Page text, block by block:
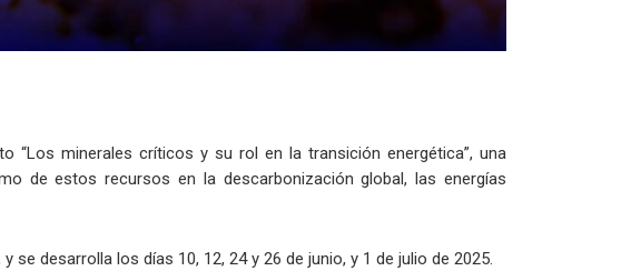
“Los minerales críticos y su rol en la transición energética”, una
de estos recursos en la descarbonización global, las energías
desarrolla los días 10, 12, 24 y 26 de junio, y 1 de julio de 2025.